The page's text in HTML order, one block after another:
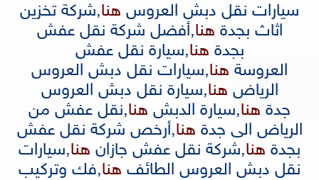
سيارات نقل دبش العروس هنا,شركة تخزين
اثاث بجدة هنا,أفضل شركة نقل عفش
بجدة هنا,سيارة نقل عفش
العروسة هنا,سيارات نقل دبش العروس
الرياض هنا,سيارة نقل دبش العروس
جدة هنا,سيارة الدبش هنا,نقل عفش من
الرياض الى جدة هنا,أرخص شركة نقل عفش
بجدة هنا,شركة نقل عفش جازان هنا,سيارات
نقل دبش العروس الطائف هنا,فك وتركيب